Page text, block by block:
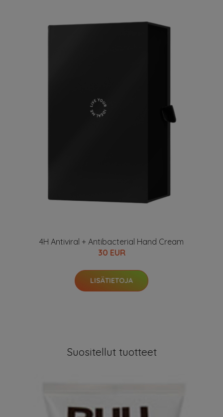
4H Antiviral + Antibacterial Hand Cream
30 EUR
LISÄTIETOJA
Suositellut tuotteet